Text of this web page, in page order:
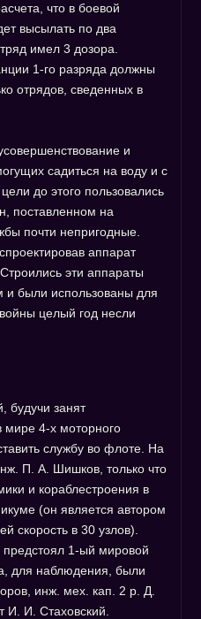
что в боевой
высылать по два
имел 3 дозора.
1-го разряда должны
отрядов, сведенных в
и
садиться на воду и с
до этого пользовались
поставленном на
почти непригодные.
аппарат
эти аппараты
и были использованы для
целый год несли
будучи занят
мире 4-х моторного
службу во флоте. На
П. А. Шишков, только что
и кораблестроения в
(он является автором
скорость в 30 узлов).
1-ый мировой
для наблюдения, были
инж. мех. кап. 2 р. Д.
И. И. Стаховский.